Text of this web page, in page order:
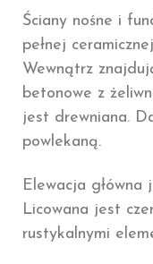
Ściany nośne i
pełnej
Wewnątrz
betonowe z
jest drewniana.
powlekaną.
Elewacja
Licowana jest
rustykalnymi